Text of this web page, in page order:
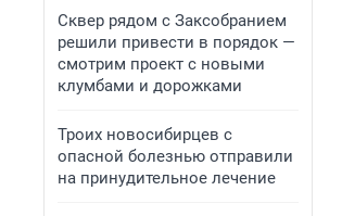
Сквер рядом с Заксобранием
решили привести в порядок —
смотрим проект с новыми
клумбами и дорожками
Троих новосибирцев с
опасной болезнью отправили
на принудительное лечение